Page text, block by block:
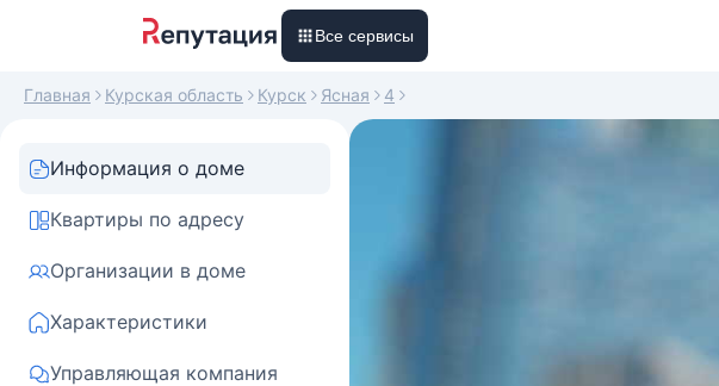
Все сервисы
Главная Курская область Курск Ясная 4
Информация о доме
Квартиры по адресу
Организации в доме
Характеристики
Управляющая компания